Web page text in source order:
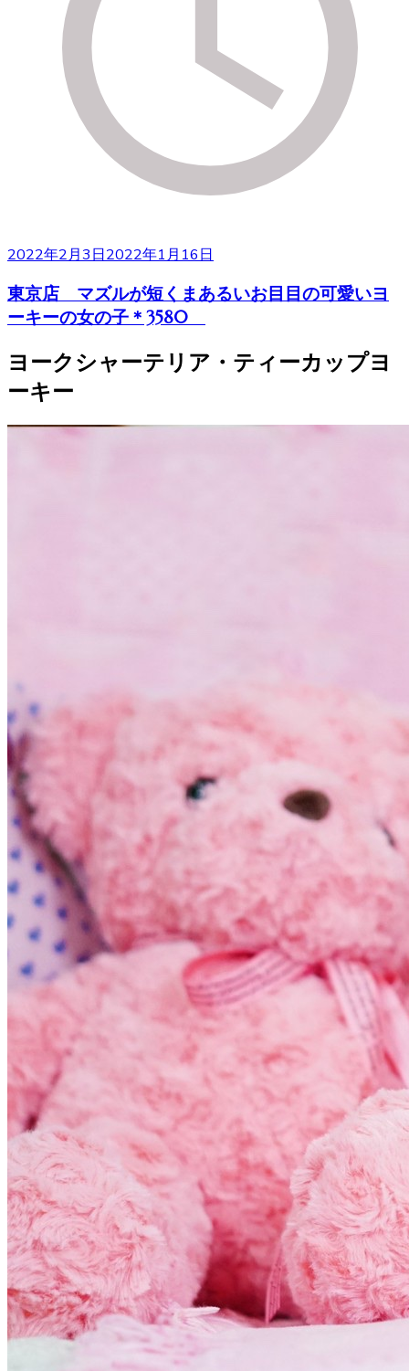
2022年2月3日2022年1月16日
東京店 マズルが短くまあるいお目目の可愛いヨ
ーキーの女の子＊3580
ヨークシャーテリア・ティーカップヨ
ーキー